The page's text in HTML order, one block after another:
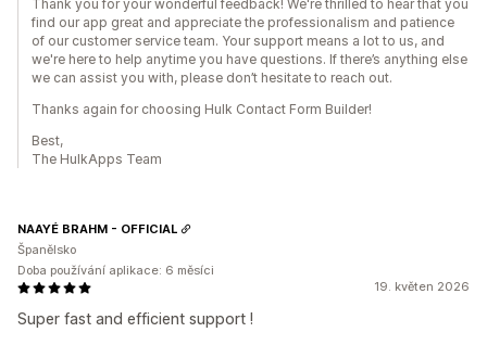
Thank you for your wonderful feedback! We're thrilled to hear that you
find our app great and appreciate the professionalism and patience
of our customer service team. Your support means a lot to us, and
we're here to help anytime you have questions. If there’s anything else
we can assist you with, please don’t hesitate to reach out.
Thanks again for choosing Hulk Contact Form Builder!
Best,
The HulkApps Team
19. květen 2026
Super fast and efficient support !
NAAYÉ BRAHM - OFFICIAL
Španělsko
Doba používání aplikace: 6 měsíci